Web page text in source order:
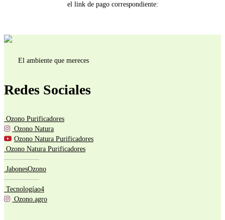
el link de pago correspondiente:
El ambiente que mereces
Redes Sociales
Ozono Purificadores
Ozono Natura
Ozono Natura Purificadores
Ozono Natura Purificadores
—————
JabonesOzono
—————
Tecnologíao4
Ozono.agro